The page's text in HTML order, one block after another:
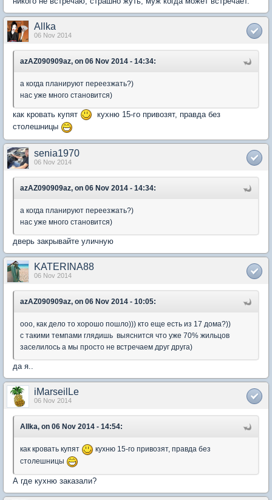
Allka
06 Nov 2014
azAZ090909az, on 06 Nov 2014 - 14:34:
а когда планируют переезжать?)
нас уже много становится)
как кровать купят
кухню 15-го привозят, правда без
столешницы
senia1970
06 Nov 2014
azAZ090909az, on 06 Nov 2014 - 14:34:
а когда планируют переезжать?)
нас уже много становится)
дверь закрывайте уличную
KATERINA88
06 Nov 2014
azAZ090909az, on 06 Nov 2014 - 10:05:
ооо, как дело то хорошо пошло))) кто еще есть из 17 дома?))
с такими темпами глядишь выяснится что уже 70% жильцов
заселилось а мы просто не встречаем друг друга)
да я..
iMarseilLe
06 Nov 2014
Allka, on 06 Nov 2014 - 14:54:
как кровать купят
кухню 15-го привозят, правда без
столешницы
А где кухню заказали?